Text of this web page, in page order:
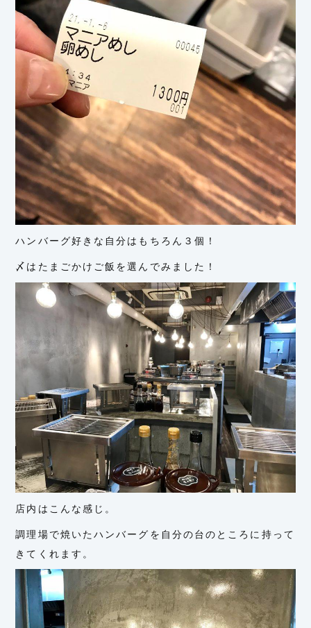
ハンバーグ好きな自分はもちろん３個！
〆はたまごかけご飯を選んでみました！
店内はこんな感じ。
調理場で焼いたハンバーグを自分の台のところに持って
きてくれます。